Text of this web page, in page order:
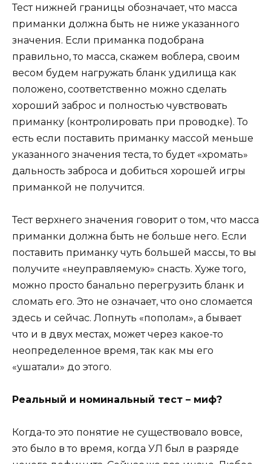
Тест нижней границы обозначает, что масса
приманки должна быть не ниже указанного
значения. Если приманка подобрана
правильно, то масса, скажем воблера, своим
весом будем нагружать бланк удилища как
положено, соответственно можно сделать
хороший заброс и полностью чувствовать
приманку (контролировать при проводке). То
есть если поставить приманку массой меньше
указанного значения теста, то будет «хромать»
дальность заброса и добиться хорошей игры
приманкой не получится.
Тест верхнего значения говорит о том, что масса
приманки должна быть не больше него. Если
поставить приманку чуть большей массы, то вы
получите «неуправляемую» снасть. Хуже того,
можно просто банально перегрузить бланк и
сломать его. Это не означает, что оно сломается
здесь и сейчас. Лопнуть «пополам», а бывает
что и в двух местах, может через какое-то
неопределенное время, так как мы его
«ушатали» до этого.
Реальный и номинальный тест – миф?
Когда-то это понятие не существовало вовсе,
это было в то время, когда УЛ был в разряде